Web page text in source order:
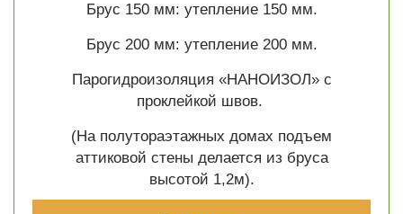
Брус 150 мм: утепление 150 мм.
Брус 200 мм: утепление 200 мм.
Парогидроизоляция «НАНОИЗОЛ» с
проклейкой швов.
(На полутораэтажных домах подъем
аттиковой стены делается из бруса
высотой 1,2м).